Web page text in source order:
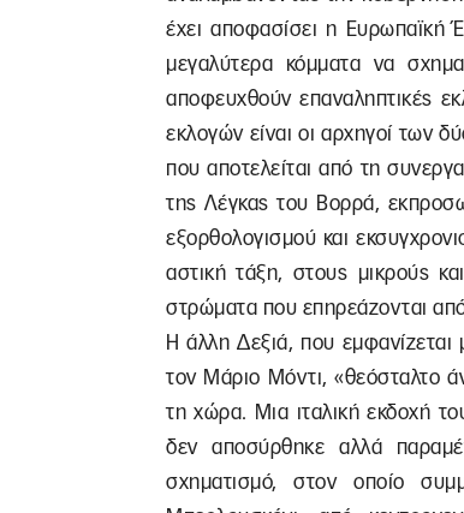
έχει αποφασίσει η
μεγαλύτερα κόμματα να
αποφευχθούν επαναληπτικές
εκλογών είναι οι αρχηγοί των
που αποτελείται από τη
της Λέγκας του Βορρά,
εξορθολογισμού και
αστική τάξη, στους μικρούς
στρώματα που επηρεάζονται
Η άλλη Δεξιά, που
τον Μάριο Μόντι, «θεόσταλτο
τη χώρα. Μια ιταλική εκδοχή
δεν αποσύρθηκε αλλά
σχηματισμό, στον οποίο